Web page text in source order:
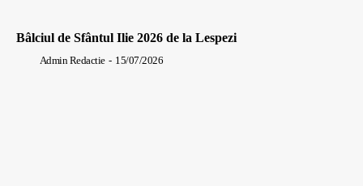
Bâlciul de Sfântul Ilie 2026 de la Lespezi
Admin Redactie - 15/07/2026